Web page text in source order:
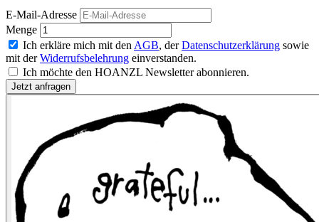
E-Mail-Adresse
Menge
Ich erkläre mich mit den AGB, derDatenschutzerklärung sowie
mit derWiderrufsbelehrung einverstanden.
Ich möchte den HOANZL Newsletter abonnieren.